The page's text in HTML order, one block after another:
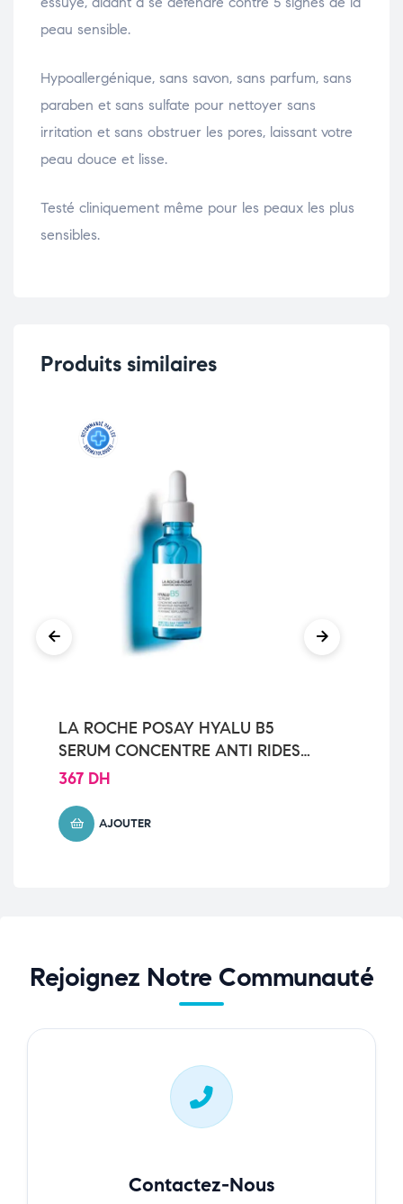
peau sensible.
Hypoallergénique, sans savon, sans parfum, sans
paraben et sans sulfate pour nettoyer sans
irritation et sans obstruer les pores, laissant votre
peau douce et lisse.
Testé cliniquement même pour les peaux les plus
sensibles.
Produits similaires
LA ROCHE POSAY HYALU B5
SERUM CONCENTRE ANTI RIDES
REPARATEUR REPULPANT 30 ML
367 DH
AJOUTER
Rejoignez Notre Communauté
Contactez-Nous